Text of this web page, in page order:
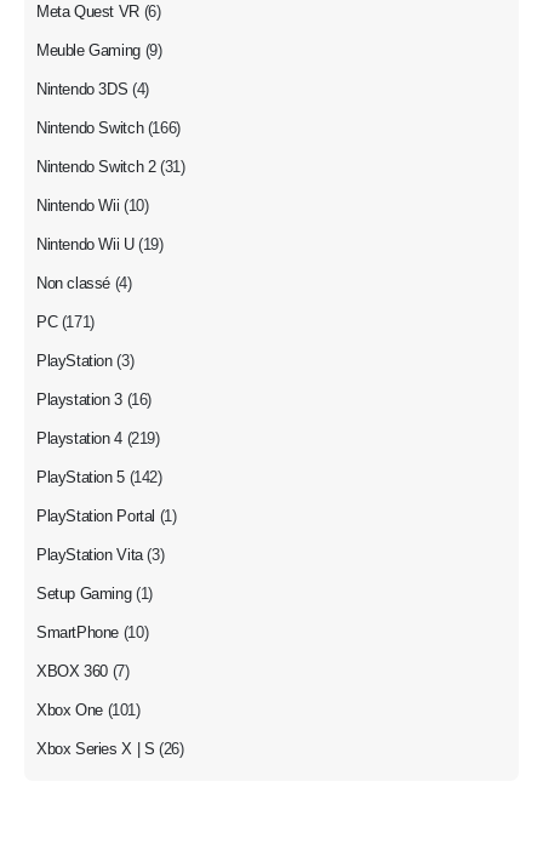
Meta Quest VR (6)
Meuble Gaming (9)
Nintendo 3DS (4)
Nintendo Switch (166)
Nintendo Switch 2 (31)
Nintendo Wii (10)
Nintendo Wii U (19)
Non classé (4)
PC (171)
PlayStation (3)
Playstation 3 (16)
Playstation 4 (219)
PlayStation 5 (142)
PlayStation Portal (1)
PlayStation Vita (3)
Setup Gaming (1)
SmartPhone (10)
XBOX 360 (7)
Xbox One (101)
Xbox Series X | S (26)